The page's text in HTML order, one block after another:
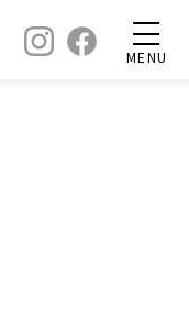
MENU